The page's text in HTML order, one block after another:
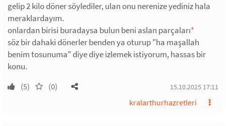
gelip 2 kilo döner söylediler, ulan onu nerenize yediniz hala
meraklardayım.
onlardan birisi buradaysa bulun beni aslan parçaları*
söz bir dahaki dönerler benden ya oturup "ha maşallah
benim tosunuma" diye diye izlemek istiyorum, hassas bir
konu.
(5) (0) 15.10.2025 17:11
kralarthurhazretleri